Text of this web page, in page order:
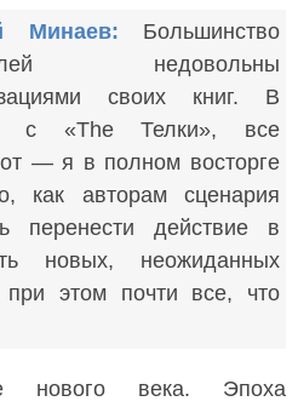
Минаев: Большинство
недовольны
своих книг. В
с «The Телки», все
— я в полном восторге
как авторам сценария
перенести действие в
новых, неожиданных
при этом почти все, что
нового века. Эпоха